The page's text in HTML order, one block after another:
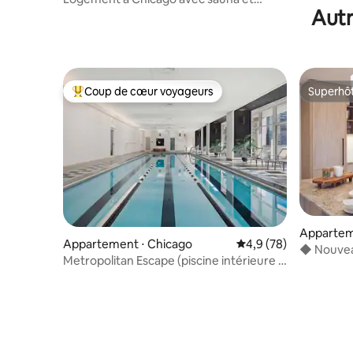
Coups de cœur voyageurs les plus appréciés
Coup de cœur voyageurs
Appartement ⋅ Chicago Évaluation moyenne
4,9 (78)
Metropolitan Escape (piscine intérieure •
◆